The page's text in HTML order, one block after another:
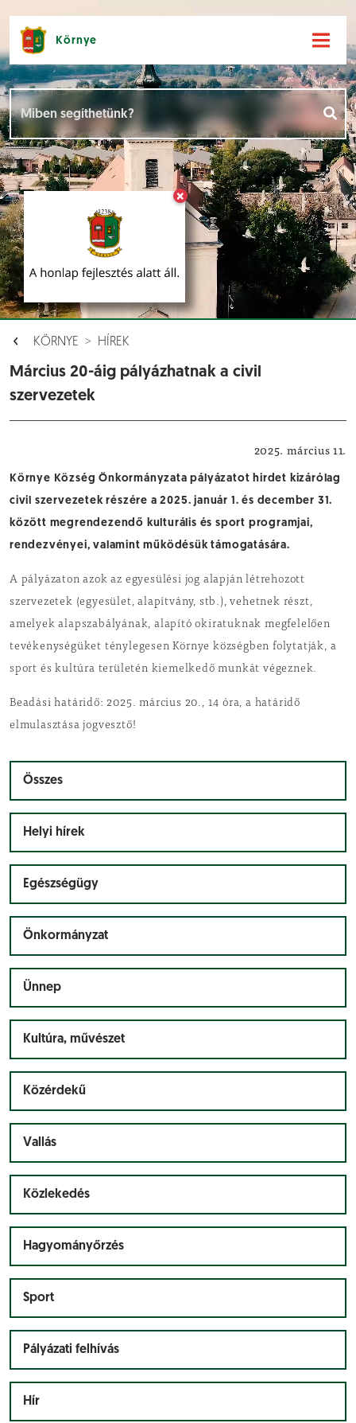
×
Környe
KÖRNYE HÍREK
Március 20-áig pályázhatnak a civil
szervezetek
2025. március 11.
Környe Község Önkormányzata pályázatot hirdet kizárólag
civil szervezetek részére a 2025. január 1. és december 31.
között megrendezendő kulturális és sport programjai,
rendezvényei, valamint működésük támogatására.
A pályázaton azok az egyesülési jog alapján létrehozott
szervezetek (egyesület, alapítvány, stb.), vehetnek részt,
amelyek alapszabályának, alapító okiratuknak megfelelően
tevékenységüket ténylegesen Környe községben folytatják, a
sport és kultúra területén kiemelkedő munkát végeznek.
Beadási határidő: 2025. március 20., 14 óra, a határidő
elmulasztása jogvesztő!
Összes
Helyi hírek
Egészségügy
Önkormányzat
Ünnep
Kultúra, művészet
Közérdekű
Vallás
Közlekedés
Hagyományőrzés
Sport
Pályázati felhívás
Hír
Hírek [
Események []
Dokumentumok []
Aloldalak [ ]